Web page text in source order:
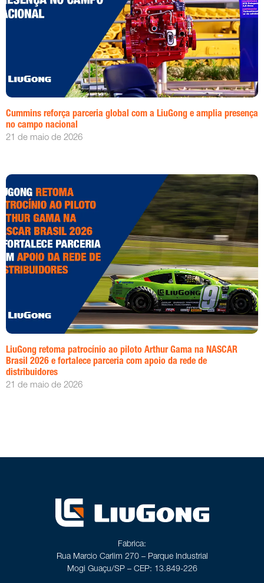
Cummins reforça parceria global com a LiuGong e amplia presença
no campo nacional
21 de maio de 2026
LiuGong retoma patrocínio ao piloto Arthur Gama na NASCAR
Brasil 2026 e fortalece parceria com apoio da rede de
distribuidores
21 de maio de 2026
Fabrica:
Rua Marcio Carlim 270 – Parque Industrial
Mogi Guaçu/SP – CEP: 13.849-226